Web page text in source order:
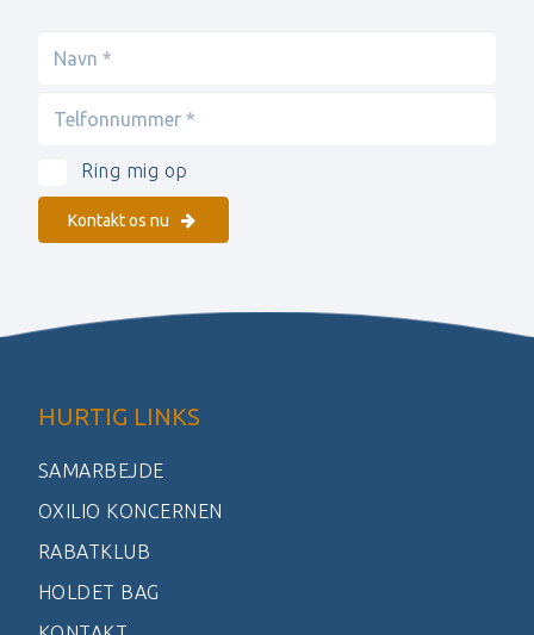
Ring mig op
Kontakt os nu
HURTIG LINKS
SAMARBEJDE
OXILIO KONCERNEN
RABATKLUB
HOLDET BAG